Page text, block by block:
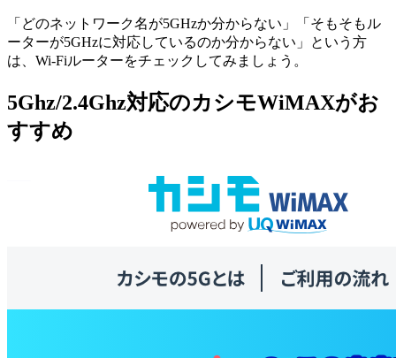
「どのネットワーク名が5GHzか分からない」「そもそもル
ーターが5GHzに対応しているのか分からない」という方
は、Wi-Fiルーターをチェックしてみましょう。
5Ghz/2.4Ghz対応のカシモWiMAXがお
すすめ